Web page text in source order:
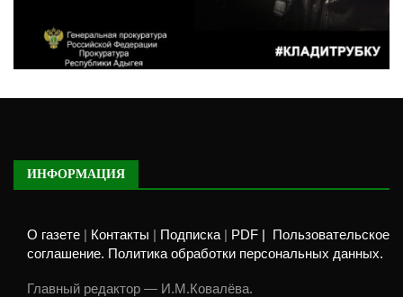
ИНФОРМАЦИЯ
О газете Контакты Подписка PDF |
Пользовательское
соглашение. Политика обработки персональных данных.
Главный редактор — И.М.Ковалёва.